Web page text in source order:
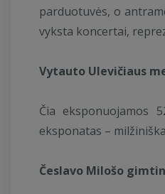
parduotuvės, o
vyksta koncertai,
Vytauto Ulevičiaus
Čia eksponuojamos
eksponatas –
Česlavo Milošo